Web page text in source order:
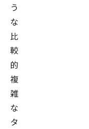
う
な
比
較
的
複
雑
な
タ